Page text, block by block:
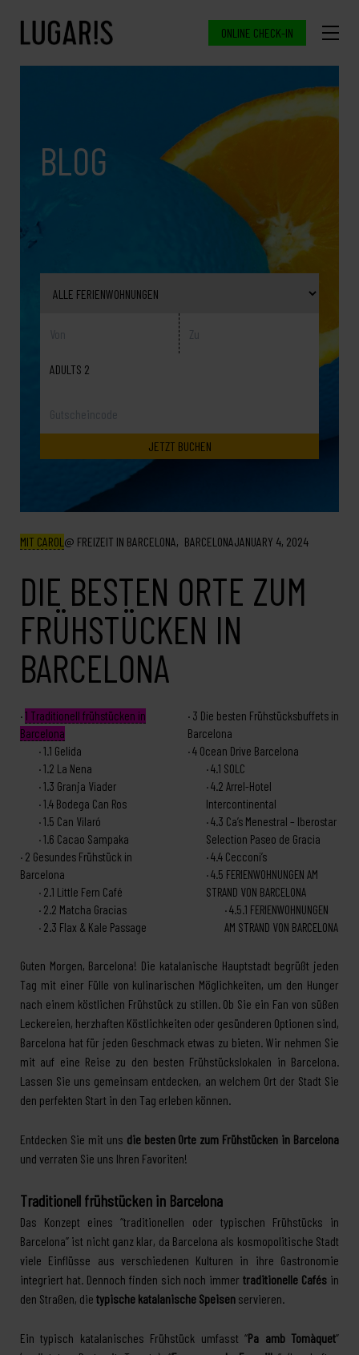
ONLINE CHECK-IN
BLOG
ADULTS 2
MIT CAROL FREIZEIT IN BARCELONA BARCELONAJANUARY 4, 2024
DIE BESTEN ORTE ZUM
FRÜHSTÜCKEN IN
BARCELONA
1 Traditionell frühstücken in
Barcelona
1.1 Gelida
1.2 La Nena
1.3 Granja Viader
1.4Bodega Can Ros
1.5 Can Vilaró
1.6 Cacao Sampaka
2 Gesundes Frühstück in
Barcelona
2.1 Little Fern Café
2.2 Matcha Gracias
2.3 Flax & Kale Passage
3 Die besten Frühstücksbuffets in
Barcelona
4 Ocean Drive Barcelona
4.1 SOLC
4.2 Arrel-Hotel
Intercontinental
4.3 Ca’s Menestral – Iberostar
Selection Paseo de Gracia
4.4Cecconi’s
4.5 FERIENWOHNUNGEN AM
STRAND VON BARCELONA
4.5.1 FERIENWOHNUNGEN
AM STRAND VON BARCELONA
Guten Morgen, Barcelona! Die katalanische Hauptstadt begrüßt jeden
Tag mit einer Fülle von kulinarischen Möglichkeiten, um den Hunger
nach einem köstlichen Frühstück zu stillen. Ob Sie ein Fan von süßen
Leckereien, herzhaften Köstlichkeiten oder gesünderen Optionen sind,
Barcelona hat für jeden Geschmack etwas zu bieten. Wir nehmen Sie
mit auf eine Reise zu den besten Frühstückslokalen in Barcelona.
Lassen Sie uns gemeinsam entdecken, an welchem Ort der Stadt Sie
den perfekten Start in den Tag erleben können.
Entdecken Sie mit uns die besten Orte zum Frühstücken in Barcelona
und verraten Sie uns Ihren Favoriten!
Traditionell frühstücken in Barcelona
Das Konzept eines “traditionellen oder typischen Frühstücks in
Barcelona” ist nicht ganz klar, da Barcelona als kosmopolitische Stadt
viele Einflüsse aus verschiedenen Kulturen in ihre Gastronomie
integriert hat. Dennoch finden sich noch immertraditionelle Cafés in
den Straßen, die typische katalanische Speisen servieren.
Ein typisch katalanisches Frühstück umfasst “Pa amb Tomàquet”